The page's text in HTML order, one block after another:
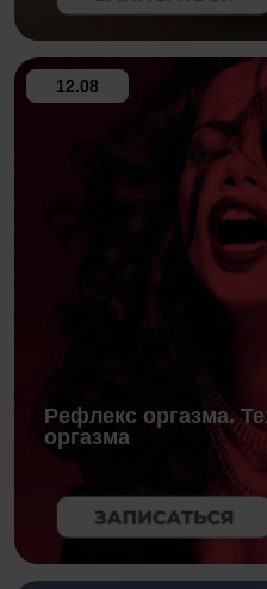
Рефлекс оргазма.
оргазма
12.08